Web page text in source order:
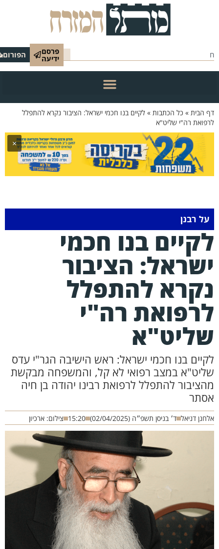
פרסם
ידיעה הפורום
הבית»כל הכתבות»לקיים בנו חכמי ישראל: הציבור נקרא להתפלל
רה"י שליט"א
×
על רבנן
בנו חכמי
הציבור
להתפלל
רה"י
בנו חכמי ישראל: ראש הישיבה הגר"י עדס
במצב רפואי לא קל, והמשפחה מבקשת
להתפלל לרפואת רבינו יהודה בן חיה
דניאל ד׳ בניסן תשפ״ה (02/04/2025) 15:20 צילום: ארכיון